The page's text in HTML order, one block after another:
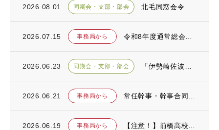
2026.08.01 同期会・支部・部会
2026.07.15 事務局から
2026.06.23 同期会・支部・部会
2026.06.21 事務局から
2026.06.19 事務局から